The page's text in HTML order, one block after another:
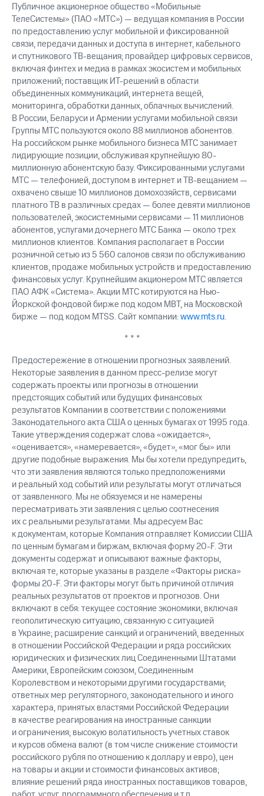
Публичное акционерное общество «Мобильные
ТелеСистемы» (ПАО «МТС») — ведущая компания в России
по предоставлению услуг мобильной и фиксированной
связи, передачи данных и доступа в интернет, кабельного
и спутникового ТВ-вещания; провайдер цифровых сервисов,
включая финтех и медиа в рамках экосистем и мобильных
приложений; поставщик ИТ-решений в области
объединенных коммуникаций, интернета вещей,
мониторинга, обработки данных, облачных вычислений.
В России, Беларуси и Армении услугами мобильной связи
Группы МТС пользуются около 88 миллионов абонентов.
На российском рынке мобильного бизнеса МТС занимает
лидирующие позиции, обслуживая крупнейшую 80-
миллионную абонентскую базу. Фиксированными услугами
МТС — телефонией, доступом в интернет и ТВ-вещанием —
охвачено свыше 10 миллионов домохозяйств, сервисами
платного ТВ в различных средах — более девяти миллионов
пользователей, экосистемными сервисами — 11 миллионов
абонентов, услугами дочернего МТС Банка — около трех
миллионов клиентов. Компания располагает в России
розничной сетью из 5 560 салонов связи по обслуживанию
клиентов, продаже мобильных устройств и предоставлению
финансовых услуг. Крупнейшим акционером МТС является
ПАО АФК «Система». Акции МТС котируются на Нью-
Йоркской фондовой бирже под кодом MBT, на Московской
бирже — под кодом MTSS. Сайт компании:www.mts.ru.
* * *
Предостережение в отношении прогнозных заявлений.
Некоторые заявления в данном пресс-релизе могут
содержать проекты или прогнозы в отношении
предстоящих событий или будущих финансовых
результатов Компании в соответствии с положениями
Законодательного акта США о ценных бумагах от 1995 года.
Такие утверждения содержат слова «ожидается»,
«оценивается», «намеревается», «будет», «мог бы» или
другие подобные выражения. Мы бы хотели предупредить,
что эти заявления являются только предположениями
и реальный ход событий или результаты могут отличаться
от заявленного. Мы не обязуемся и не намерены
пересматривать эти заявления с целью соотнесения
их с реальными результатами. Мы адресуем Вас
к документам, которые Компания отправляет Комиссии США
по ценным бумагам и биржам, включая форму 20-F. Эти
документы содержат и описывают важные факторы,
включая те, которые указаны в разделе «Факторы риска»
формы 20-F. Эти факторы могут быть причиной отличия
реальных результатов от проектов и прогнозов. Они
включают в себя: текущее состояние экономики, включая
геополитическую ситуацию, связанную с ситуацией
в Украине; расширение санкций и ограничений, введенных
в отношении Российской Федерации и ряда российских
юридических и физических лиц Соединенными Штатами
Америки, Европейским союзом, Соединенным
Королевством и некоторыми другими государствами;
ответных мер регуляторного, законодательного и иного
характера, принятых властями Российской Федерации
в качестве реагирования на иностранные санкции
и ограничения; высокую волатильность учетных ставок
и курсов обмена валют (в том числе снижение стоимости
российского рубля по отношению к доллару и евро), цен
на товары и акции и стоимости финансовых активов;
влияние решений ряда иностранных поставщиков товаров,